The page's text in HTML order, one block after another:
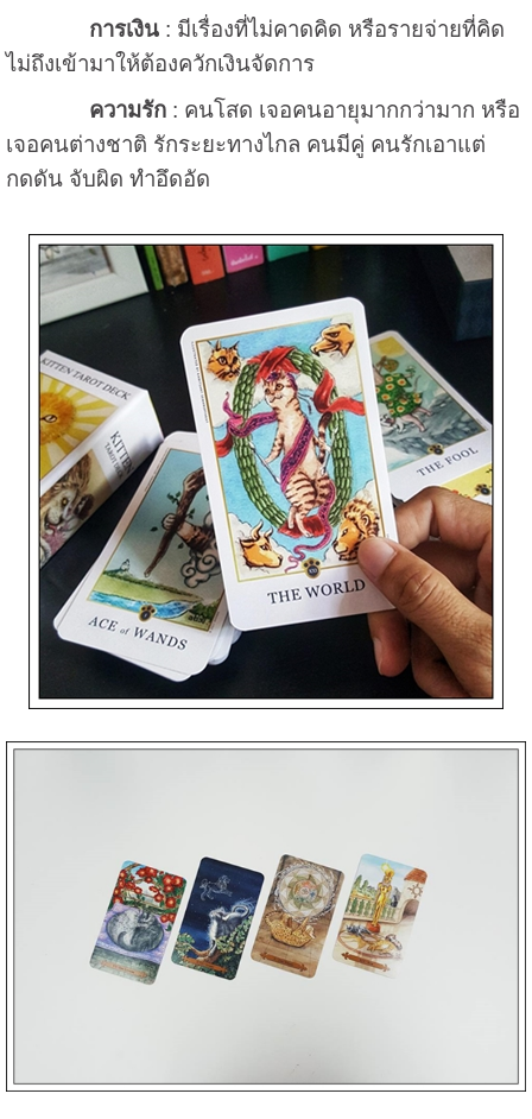
การเงิน: มีเรื่องที่ไม่คาดคิด หรือรายจ่ายที่คิด
ไม่ถึงเข้ามาให้ต้องควักเงินจัดการ
ความรัก: คนโสด เจอคนอายุมากกว่ามาก หรือ
เจอคนต่างชาติ รักระยะทางไกล คนมีคู่ คนรักเอาแต่
กดดัน จับผิด ทำอึดอัด